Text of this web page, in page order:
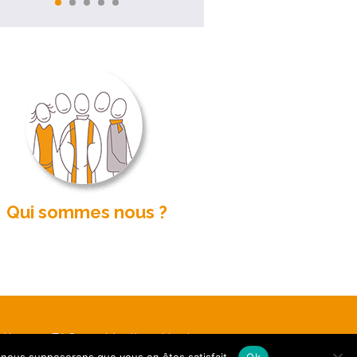
Qui sommes nous ?
FAQ Mentions légales